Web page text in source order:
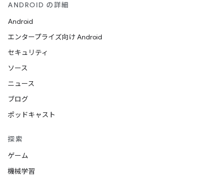
ANDROID の詳細
Android
エンタープライズ向け Android
セキュリティ
ソース
ニュース
ブログ
ポッドキャスト
探索
ゲーム
機械学習